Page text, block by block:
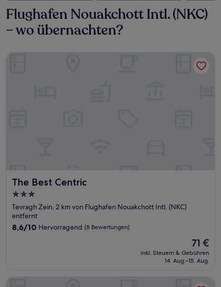
Flughafen Nouakchott Intl. (NKC)
– wo übernachten?
The Best Centric
The Best Centric
3.0-
Sterne-
Unterkunft
Tevragh Zein, 2 km von Flughafen Nouakchott Intl. (NKC)
entfernt
8.6
8,6/10 Hervorragend (8 Bewertungen)
Der
Preis
beträgt
71 €
inkl. Steuern & Gebühren
14. Aug.–15. Aug.
MauriCenter Hotel